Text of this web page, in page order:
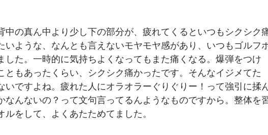
中の真ん中より少し下の部分が、疲れてくるといつもシクシク
いような、なんとも言えないモヤモヤ感があり、いつもゴルフ
した。一時的に気持ちよくなってもまた痛くなる。爆弾をつけ
ともあったくらい、シクシク痛かったです。そんなイジメてた
いですよね。疲れた人にオラオラーぐりぐりー！って強引に揉
なんないの？って文句言ってるんようなものですから。整体を
をして、よくあたためてました。﻿